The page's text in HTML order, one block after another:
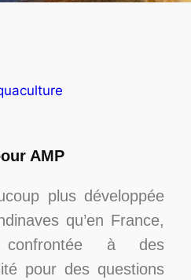
AMP
plus développée
qu’en France,
à des
pour des questions